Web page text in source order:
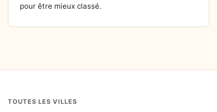
pour être mieux classé.
TOUTES LES VILLES